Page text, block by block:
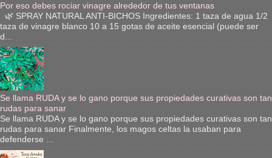
Por eso debes rociar vinagre alrededor de tus ventanas
🌿 SPRAY NATURAL ANTI-BICHOS Ingredientes: 1 taza de agua 1/2
taza de vinagre blanco 10 a 15 gotas de aceite esencial (puede ser
d...
Se llama RUDA y se lo gano porque sus propiedades curativas son tan
rudas para sanar
Se llama RUDA y se lo gano porque sus propiedades curativas son tan
rudas para sanar Finalmente, los magos celtas la usaban para
defenderse ...